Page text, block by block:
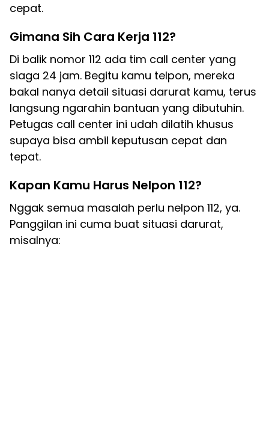
cepat.
Gimana Sih Cara Kerja 112?
Di balik nomor 112 ada tim call center yang
siaga 24 jam. Begitu kamu telpon, mereka
bakal nanya detail situasi darurat kamu, terus
langsung ngarahin bantuan yang dibutuhin.
Petugas call center ini udah dilatih khusus
supaya bisa ambil keputusan cepat dan
tepat.
Kapan Kamu Harus Nelpon 112?
Nggak semua masalah perlu nelpon 112, ya.
Panggilan ini cuma buat situasi darurat,
misalnya: